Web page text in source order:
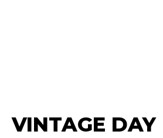
VINTAGE DAY